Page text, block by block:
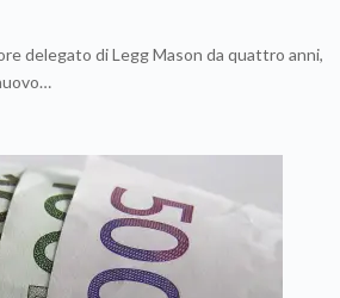
delegato di Legg Mason da quattro anni,